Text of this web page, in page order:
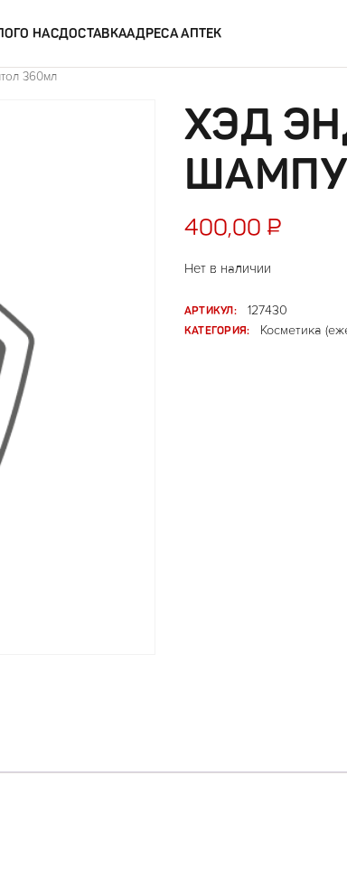
О НАСДОСТАВКААДРЕСА АПТЕК
360мл
ХЭД
400,00 ₽
Нет в наличии
АРТИКУЛ:
127430
КАТЕГОРИЯ:
Косметика